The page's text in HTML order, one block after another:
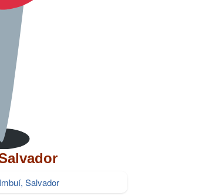
Salvador